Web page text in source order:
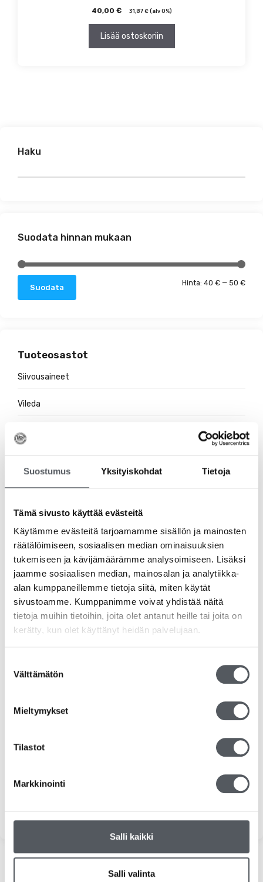
Suostumus Yksityiskohdat Tietoja
Tämä sivusto käyttää evästeitä
Käytämme evästeitä tarjoamamme sisällön ja mainosten
räätälöimiseen, sosiaalisen median ominaisuuksien
tukemiseen ja kävijämäärämme analysoimiseen. Lisäksi
jaamme sosiaalisen median, mainosalan ja analytiikka-
alan kumppaneillemme tietoja siitä, miten käytät
sivustoamme. Kumppanimme voivat yhdistää näitä
tietoja muihin tietoihin, joita olet antanut heille tai joita on
kerätty, kun olet käyttänyt heidän palvelujaan.
valinta
Välttämätön
Mieltymykset
Tilastot
Markkinointi
Salli kaikki
Salli valinta
40,00 € 31,87 €(alv 0%)
Lisää ostoskoriin
Haku
Suodata hinnan mukaan
Suodata Hinta: 40 € — 50 €
Tuoteosastot
Siivousaineet
Vileda
Hygieniatuotteet
Jätehuolto
Suojakäsineet
Pehmopaperit
Pesuaineet
Ravintolatarvikkeet
RS-tuotteet
Siivousvälineet
Katrin
Tarjoukset
Yleinen